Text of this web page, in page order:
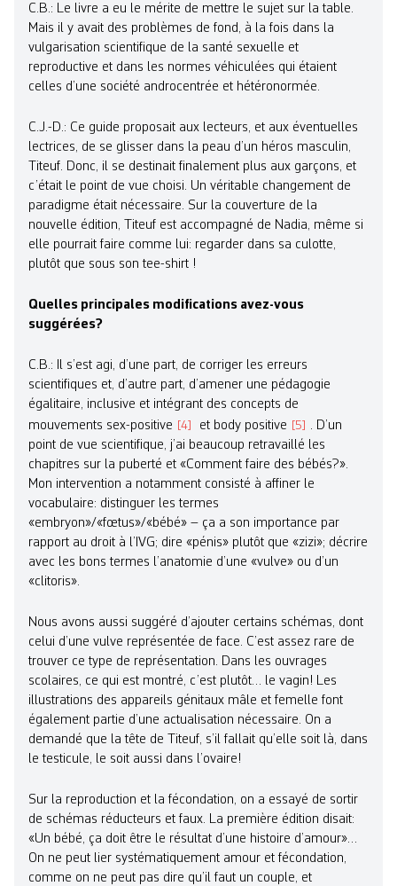
C.B.: Le livre a eu le mérite de mettre le sujet sur la table.
Mais il y avait des problèmes de fond, à la fois dans la
vulgarisation scientifique de la santé sexuelle et
reproductive et dans les normes véhiculées qui étaient
celles d’une société androcentrée et hétéronormée.
C.J.-D.: Ce guide proposait aux lecteurs, et aux éventuelles
lectrices, de se glisser dans la peau d’un héros masculin,
Titeuf. Donc, il se destinait finalement plus aux garçons, et
c’était le point de vue choisi. Un véritable changement de
paradigme était nécessaire. Sur la couverture de la
nouvelle édition, Titeuf est accompagné de Nadia, même si
elle pourrait faire comme lui: regarder dans sa culotte,
plutôt que sous son tee-shirt !
Quelles principales modifications avez-vous
suggérées?
C.B.: Il s’est agi, d’une part, de corriger les erreurs
scientifiques et, d’autre part, d’amener une pédagogie
égalitaire, inclusive et intégrant des concepts de
mouvements sex-positive
4 et body positive 5
. D’un
point de vue scientifique, j’ai beaucoup retravaillé les
chapitres sur la puberté et «Comment faire des bébés?».
Mon intervention a notamment consisté à affiner le
vocabulaire: distinguer les termes
«embryon»/«fœtus»/«bébé» – ça a son importance par
rapport au droit à l’IVG; dire «pénis» plutôt que «zizi»; décrire
avec les bons termes l’anatomie d’une «vulve» ou d’un
«clitoris».
Nous avons aussi suggéré d’ajouter certains schémas, dont
celui d’une vulve représentée de face. C’est assez rare de
trouver ce type de représentation. Dans les ouvrages
scolaires, ce qui est montré, c’est plutôt… le vagin! Les
illustrations des appareils génitaux mâle et femelle font
également partie d’une actualisation nécessaire. On a
demandé que la tête de Titeuf, s’il fallait qu’elle soit là, dans
le testicule, le soit aussi dans l’ovaire!
Sur la reproduction et la fécondation, on a essayé de sortir
de schémas réducteurs et faux. La première édition disait:
«Un bébé, ça doit être le résultat d’une histoire d’amour»…
On ne peut lier systématiquement amour et fécondation,
comme on ne peut pas dire qu’il faut un couple, et